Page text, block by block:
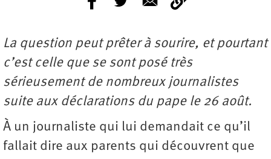
La question peut prêter à sourire, et pourtant
c’est celle que se sont posé très
sérieusement de nombreux journalistes
suite aux déclarations du pape le 26 août.
À un journaliste qui lui demandait ce qu’il
fallait dire aux parents qui découvrent que